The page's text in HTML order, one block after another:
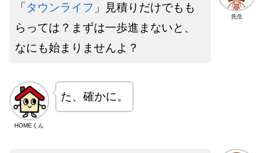
先生
「タウンライフ 」見積りだけでもも
らっては？まずは一歩進まないと、
なにも始まりませんよ？
HOMEくん
た、確かに。